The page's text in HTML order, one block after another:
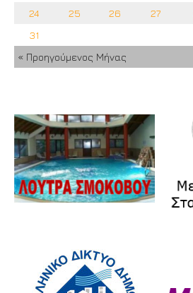
24
25 26 27
31
« Προηγούμενος Μήνας